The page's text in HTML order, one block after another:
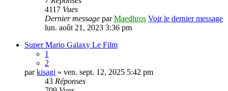
4117 Vues
Dernier message parMaedhros Voir le dernier message
lun. août 21, 2023 3:36 pm
Super Mario Galaxy Le Film
1
2
parkisagi » ven. sept. 12, 2025 5:42 pm
43 Réponses